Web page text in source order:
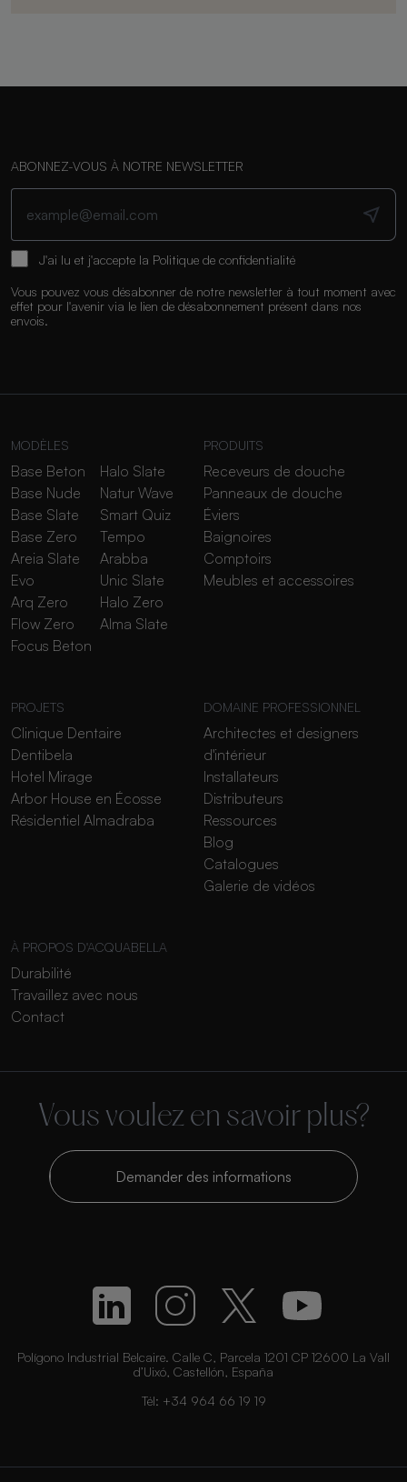
ABONNEZ-VOUS À NOTRE NEWSLETTER
J'ai lu et j'accepte la Politique de confidentialité
Vous pouvez vous désabonner de notre newsletter à tout moment avec
effet pour l'avenir via le lien de désabonnement présent dans nos
envois.
MODÈLES
Base Beton
Base Nude
Base Slate
Base Zero
Areia Slate
Evo
Arq Zero
Flow Zero
Focus Beton
Halo Slate
Natur Wave
Smart Quiz
Tempo
Arabba
Unic Slate
Halo Zero
Alma Slate
PRODUITS
Receveurs de douche
Panneaux de douche
Éviers
Baignoires
Comptoirs
Meubles et accessoires
PROJETS
Clinique Dentaire
Dentibela
Hotel Mirage
Arbor House en Écosse
Résidentiel Almadraba
DOMAINE PROFESSIONNEL
Architectes et designers
d'intérieur
Installateurs
Distributeurs
Ressources
Blog
Catalogues
Galerie de vidéos
À PROPOS D'ACQUABELLA
Durabilité
Travaillez avec nous
Contact
Vous voulez en savoir plus?
Demander des informations
Polígono Industrial Belcaire. Calle C, Parcela 1201 CP 12600 La Vall
d’Uixó, Castellón, España
Tél: +34 964 66 19 19